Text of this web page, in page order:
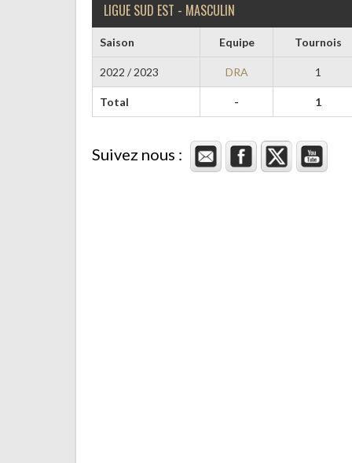
LIGUE SUD EST - MASCULIN
Saison Equipe Tournois
2022 / 2023 DRA 1
Total - 1
Suivez nous :